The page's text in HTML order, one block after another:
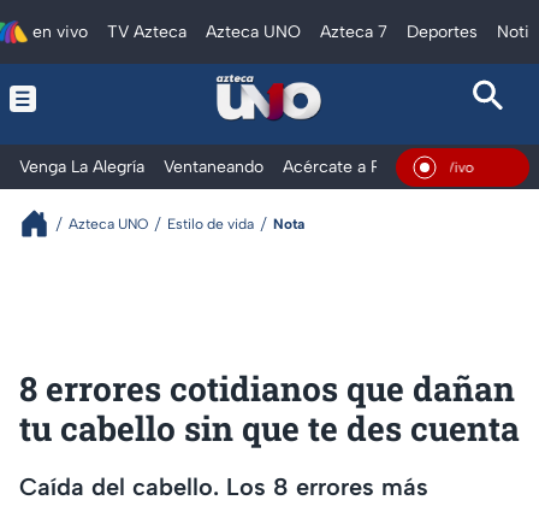
en vivo TV Azteca Azteca UNO Azteca 7 Deportes
Venga La Alegría Ventaneando Acércate a Rocío Al Extremo
En Vivo
Azteca UNO Estilo de vida Nota
8 errores cotidianos que dañan
tu cabello sin que te des cuenta
Caída del cabello. Los 8 errores más